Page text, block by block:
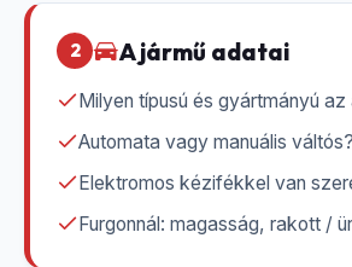
2 A jármű adatai
Milyen típusú és gyártmányú az
Automata vagy manuális váltós?
Elektromos kézifékkel van
Furgonnál: magasság, rakott /